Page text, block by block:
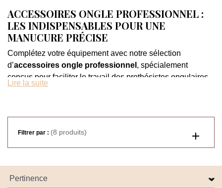
ACCESSOIRES ONGLE PROFESSIONNEL :
LES INDISPENSABLES POUR UNE
MANUCURE PRÉCISE
Complétez votre équipement avec notre sélection
d’accessoires ongle professionnel , spécialement
conçus pour faciliter le travail des prothésistes ongulaires.
Ces outils du quotidien jouent un rôle essentiel dans la
chaqueaccessoire ongle professionnel
améliorant le confort lors de la pose.
Lire la suite
Filtrer par : (8 produits)